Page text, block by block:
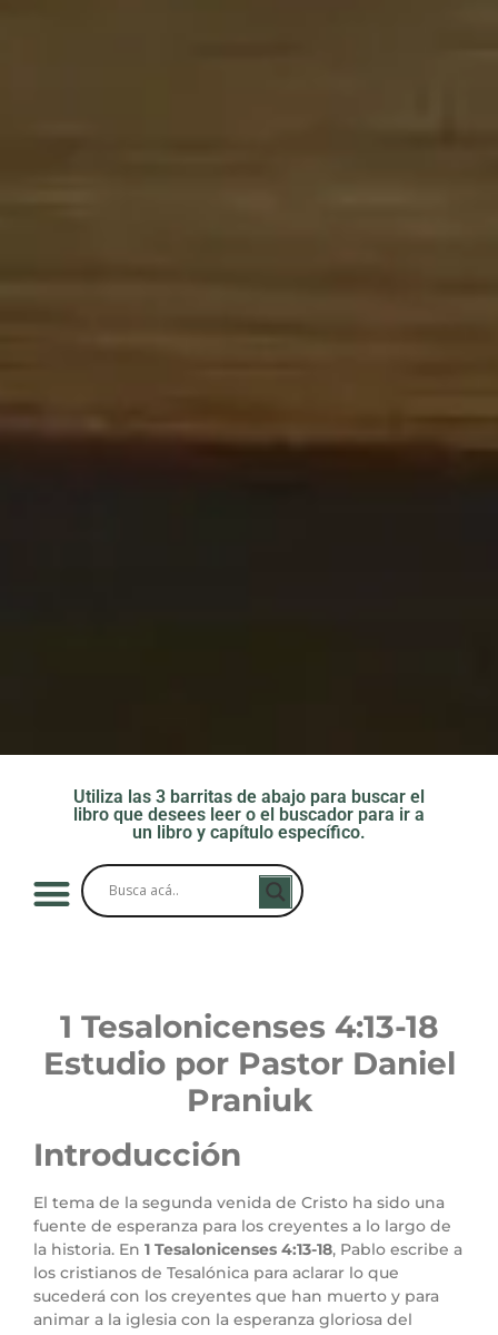
Utiliza las 3 barritas de abajo para buscar el
libro que desees leer o el buscador para ir a
un libro y capítulo específico.
1 Tesalonicenses 4:13-18
Estudio por Pastor Daniel
Praniuk
Introducción
El tema de la segunda venida de Cristo ha sido una
fuente de esperanza para los creyentes a lo largo de
la historia. En 1 Tesalonicenses 4:13-18, Pablo escribe a
los cristianos de Tesalónica para aclarar lo que
sucederá con los creyentes que han muerto y para
animar a la iglesia con la esperanza gloriosa del